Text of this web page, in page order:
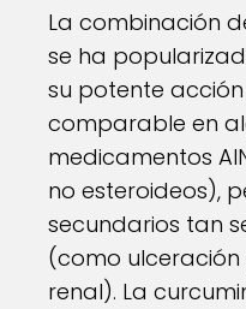
La combinación
se ha
su potente
comparable en
medicamentos
no esteroideos),
secundarios tan
(como
renal). La